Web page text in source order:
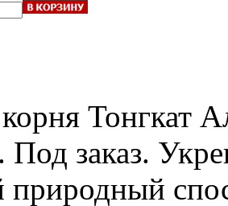
Тонгкат
Под заказ.
природный